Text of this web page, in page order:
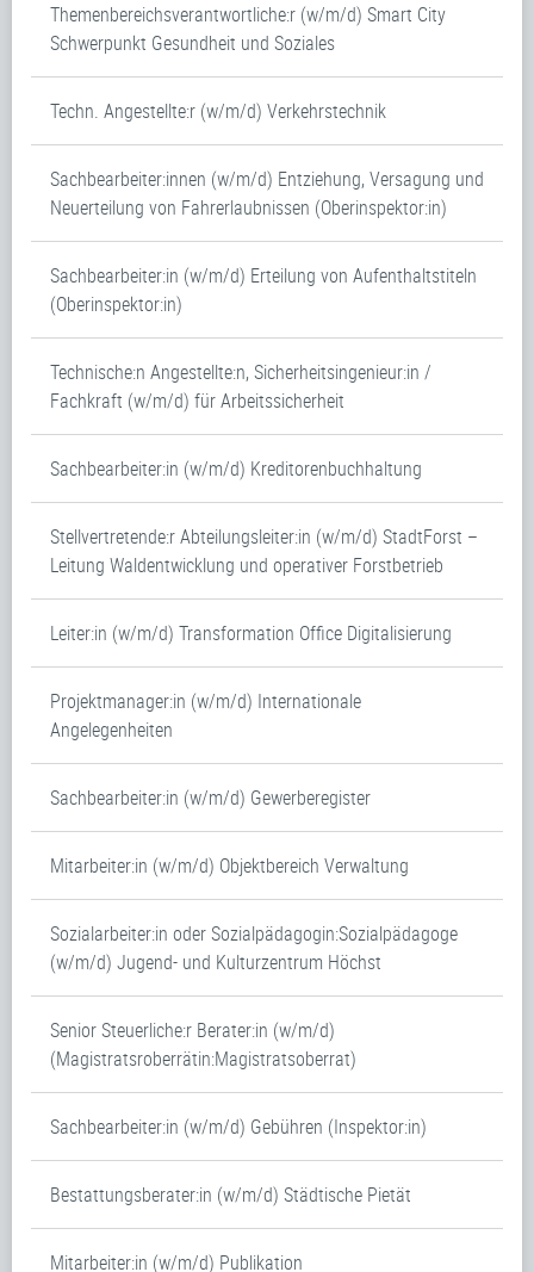
Themenbereichsverantwortliche:r (w/m/d) Smart City
Schwerpunkt Gesundheit und Soziales
Techn. Angestellte:r (w/m/d) Verkehrstechnik
Sachbearbeiter:innen (w/m/d) Entziehung, Versagung und
Neuerteilung von Fahrerlaubnissen (Oberinspektor:in)
Sachbearbeiter:in (w/m/d) Erteilung von Aufenthaltstiteln
(Oberinspektor:in)
Technische:n Angestellte:n, Sicherheitsingenieur:in /
Fachkraft (w/m/d) für Arbeitssicherheit
Sachbearbeiter:in (w/m/d) Kreditorenbuchhaltung
Stellvertretende:r Abteilungsleiter:in (w/m/d) StadtForst –
Leitung Waldentwicklung und operativer Forstbetrieb
Leiter:in (w/m/d) Transformation Office Digitalisierung
Projektmanager:in (w/m/d) Internationale
Angelegenheiten
Sachbearbeiter:in (w/m/d) Gewerberegister
Mitarbeiter:in (w/m/d) Objektbereich Verwaltung
Sozialarbeiter:in oder Sozialpädagogin:Sozialpädagoge
(w/m/d) Jugend- und Kulturzentrum Höchst
Senior Steuerliche:r Berater:in (w/m/d)
(Magistratsroberrätin:Magistratsoberrat)
Sachbearbeiter:in (w/m/d) Gebühren (Inspektor:in)
Bestattungsberater:in (w/m/d) Städtische Pietät
Mitarbeiter:in (w/m/d) Publikation